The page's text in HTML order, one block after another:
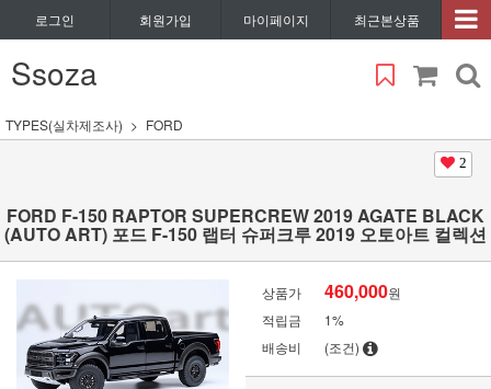
로그인 회원가입 마이페이지 최근본상품
Ssoza
TYPES(실차제조사) FORD
2
FORD F-150 RAPTOR SUPERCREW 2019 AGATE BLACK
(AUTO ART) 포드 F-150 랩터 슈퍼크루 2019 오토아트 컬렉션
상품가 460,000원
적립금
1%
배송비
(조건)